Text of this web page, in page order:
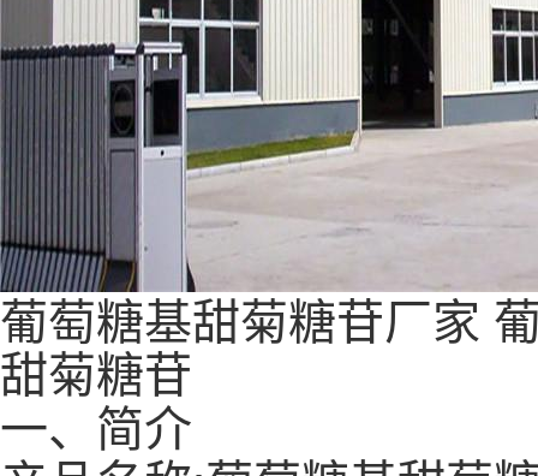
葡萄糖基甜菊糖苷厂家
甜菊糖苷
一、简介